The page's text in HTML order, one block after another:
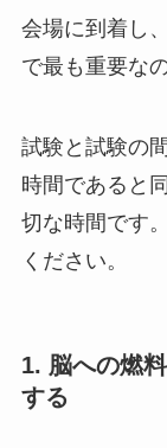
会場に到着し
で最も重要な
試験と試験の
時間であると
切な時間です
ください。
1. 脳への燃
する